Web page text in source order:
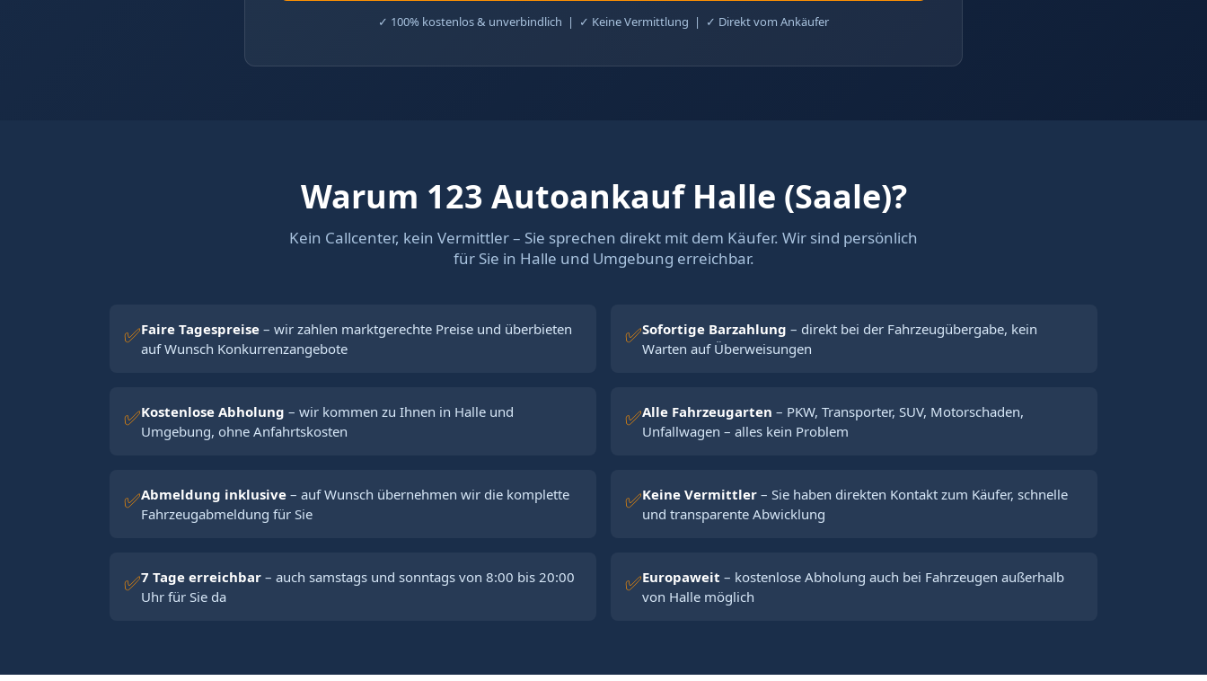
✓ 100% kostenlos & unverbindlich | ✓ Keine Vermittlung | ✓ Direkt vom Ankäufer
Warum 123 Autoankauf Halle (Saale)?
Kein Callcenter, kein Vermittler – Sie sprechen direkt mit dem Käufer. Wir sind persönlich
für Sie in Halle und Umgebung erreichbar.
✅Faire Tagespreise – wir zahlen marktgerechte Preise und überbieten
auf Wunsch Konkurrenzangebote
✅Sofortige Barzahlung – direkt bei der Fahrzeugübergabe, kein
Warten auf Überweisungen
✅Kostenlose Abholung – wir kommen zu Ihnen in Halle und
Umgebung, ohne Anfahrtskosten
✅Alle Fahrzeugarten – PKW, Transporter, SUV, Motorschaden,
Unfallwagen – alles kein Problem
✅Abmeldung inklusive – auf Wunsch übernehmen wir die komplette
Fahrzeugabmeldung für Sie
✅Keine Vermittler – Sie haben direkten Kontakt zum Käufer, schnelle
und transparente Abwicklung
✅7 Tage erreichbar – auch samstags und sonntags von 8:00 bis 20:00
Uhr für Sie da
✅Europaweit – kostenlose Abholung auch bei Fahrzeugen außerhalb
von Halle möglich